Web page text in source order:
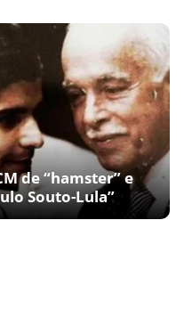
de “hamster” e
Souto-Lula”